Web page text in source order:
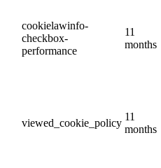
cookielawinfo-
checkbox-
performance
11
months
viewed_cookie_policy
11
months